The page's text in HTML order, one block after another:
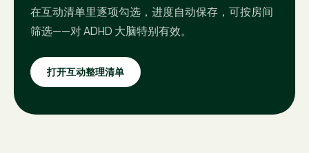
在互动清单里逐项勾选，进度自动保存，可按房间
筛选——对 ADHD 大脑特别有效。
打开互动整理清单